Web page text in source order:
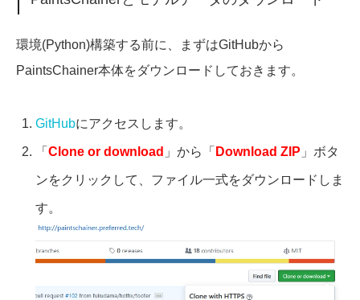
環境(Python)構築する前に、まずはGitHubから
PaintsChainer本体をダウンロードしておきます。
GitHubにアクセスします。
「 Clone or download 」から「 Download ZIP 」ボタ
ンをクリックして、ファイル一式をダウンロードしま
す。